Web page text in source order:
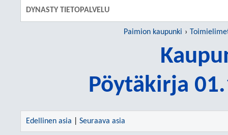
DYNASTY TIETOPALVELU
Paimion kaupunki
Pöytäkirja
Edellinen asia Seuraava asia